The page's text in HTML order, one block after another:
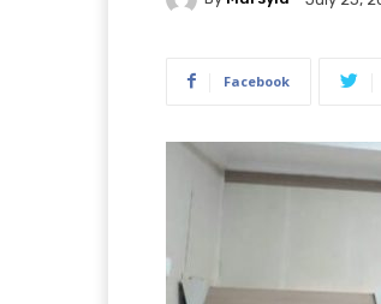
Facebook